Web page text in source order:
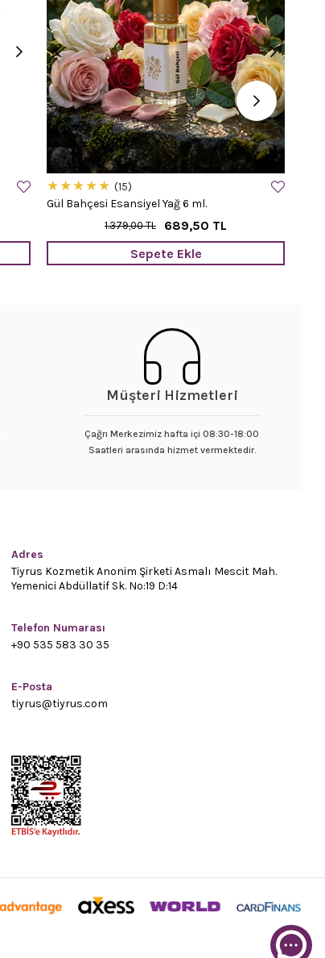
Gül Bahçesi Esansiyel Yağ 6 ml.
★★★★★ 15
689,50 TL
1.379,00 TL
Sepete Ekle
Müşteri Hizmetleri
Çağrı Merkezimiz hafta içi 08:30-18:00
Saatleri arasında hizmet vermektedir.
Adres
Tiyrus Kozmetik Anonim Şirketi Asmalı Mescit Mah.
Yemenici Abdüllatif Sk. No:19 D:14
Telefon Numarası
+90 535 583 30 35
E-Posta
tiyrus@tiyrus.com